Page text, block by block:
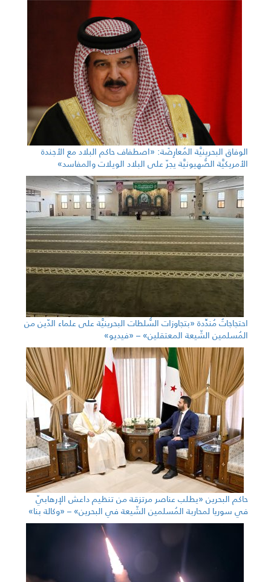
الوفاق البحرينيَّة المُعارِضَة: «اصطفاف حاكم البلاد مع الأجندة
الأمريكيَّة الصُّهيونيَّة يجرّ على البلاد الويلات والمفاسد»
احتجاجاتٌ مُندِّدة «بتجاوزات السُّلطات البحرينيَّة على علماء الدّين من
المُسلمين الشّيعة المعتقلين» – «فيديو»
حاكم البحرين «يطلب عناصر مرتزقة من تنظيم داعش الإرهابيّ
في سوريا لمحاربة المُسلمين الشّيعة في البحرين» – «وكالة بنا»